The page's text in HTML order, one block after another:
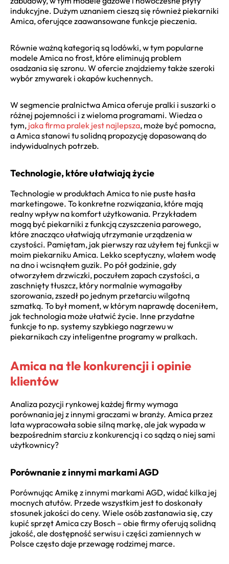
indukcyjne. Dużym uznaniem cieszą się również piekarniki
Amica, oferujące zaawansowane funkcje pieczenia.
Równie ważną kategorią są lodówki, w tym popularne
modele Amica no frost, które eliminują problem
osadzania się szronu. W ofercie znajdziemy także szeroki
wybór zmywarek i okapów kuchennych.
W segmencie pralnictwa Amica oferuje pralki i suszarki o
różnej pojemności i z wieloma programami. Wiedza o
tym, jaka firma pralek jest najlepsza, może być pomocna,
a Amica stanowi tu solidną propozycję dopasowaną do
indywidualnych potrzeb.
Technologie, które ułatwiają życie
Technologie w produktach Amica to nie puste hasła
marketingowe. To konkretne rozwiązania, które mają
realny wpływ na komfort użytkowania. Przykładem
mogą być piekarniki z funkcją czyszczenia parowego,
które znacząco ułatwiają utrzymanie urządzenia w
czystości. Pamiętam, jak pierwszy raz użyłem tej funkcji w
moim piekarniku Amica. Lekko sceptyczny, wlałem wodę
na dno i wcisnąłem guzik. Po pół godzinie, gdy
otworzyłem drzwiczki, poczułem zapach czystości, a
zaschnięty tłuszcz, który normalnie wymagałby
szorowania, zszedł po jednym przetarciu wilgotną
szmatką. To był moment, w którym naprawdę doceniłem,
jak technologia może ułatwić życie. Inne przydatne
funkcje to np. systemy szybkiego nagrzewu w
piekarnikach czy inteligentne programy w pralkach.
Amica na tle konkurencji i opinie
klientów
Analiza pozycji rynkowej każdej firmy wymaga
porównania jej z innymi graczami w branży. Amica przez
lata wypracowała sobie silną markę, ale jak wypada w
bezpośrednim starciu z konkurencją i co sądzą o niej sami
użytkownicy?
Porównanie z innymi markami AGD
Porównując Amikę z innymi markami AGD, widać kilka jej
mocnych atutów. Przede wszystkim jest to doskonały
stosunek jakości do ceny. Wiele osób zastanawia się, czy
kupić sprzęt Amica czy Bosch – obie firmy oferują solidną
jakość, ale dostępność serwisu i części zamiennych w
Polsce często daje przewagę rodzimej marce.